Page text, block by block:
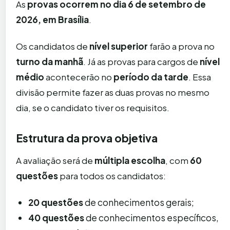
As provas ocorrem no dia 6 de setembro de
2026, em Brasília.
Os candidatos de nível superior farão a prova no
turno da manhã. Já as provas para cargos de nível
médioacontecerão no período da tarde. Essa
divisão permite fazer as duas provas no mesmo
dia, se o candidato tiver os requisitos.
Estrutura da prova objetiva
A avaliação será de múltipla escolha, com 60
questõespara todos os candidatos:
20 questõesde conhecimentos gerais;
40 questõesde conhecimentos específicos,